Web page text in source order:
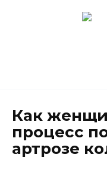
Как
процесс
артрозе